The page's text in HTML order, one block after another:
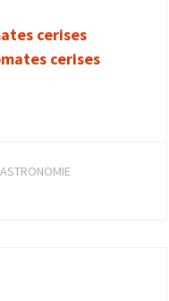
cerises
cerises